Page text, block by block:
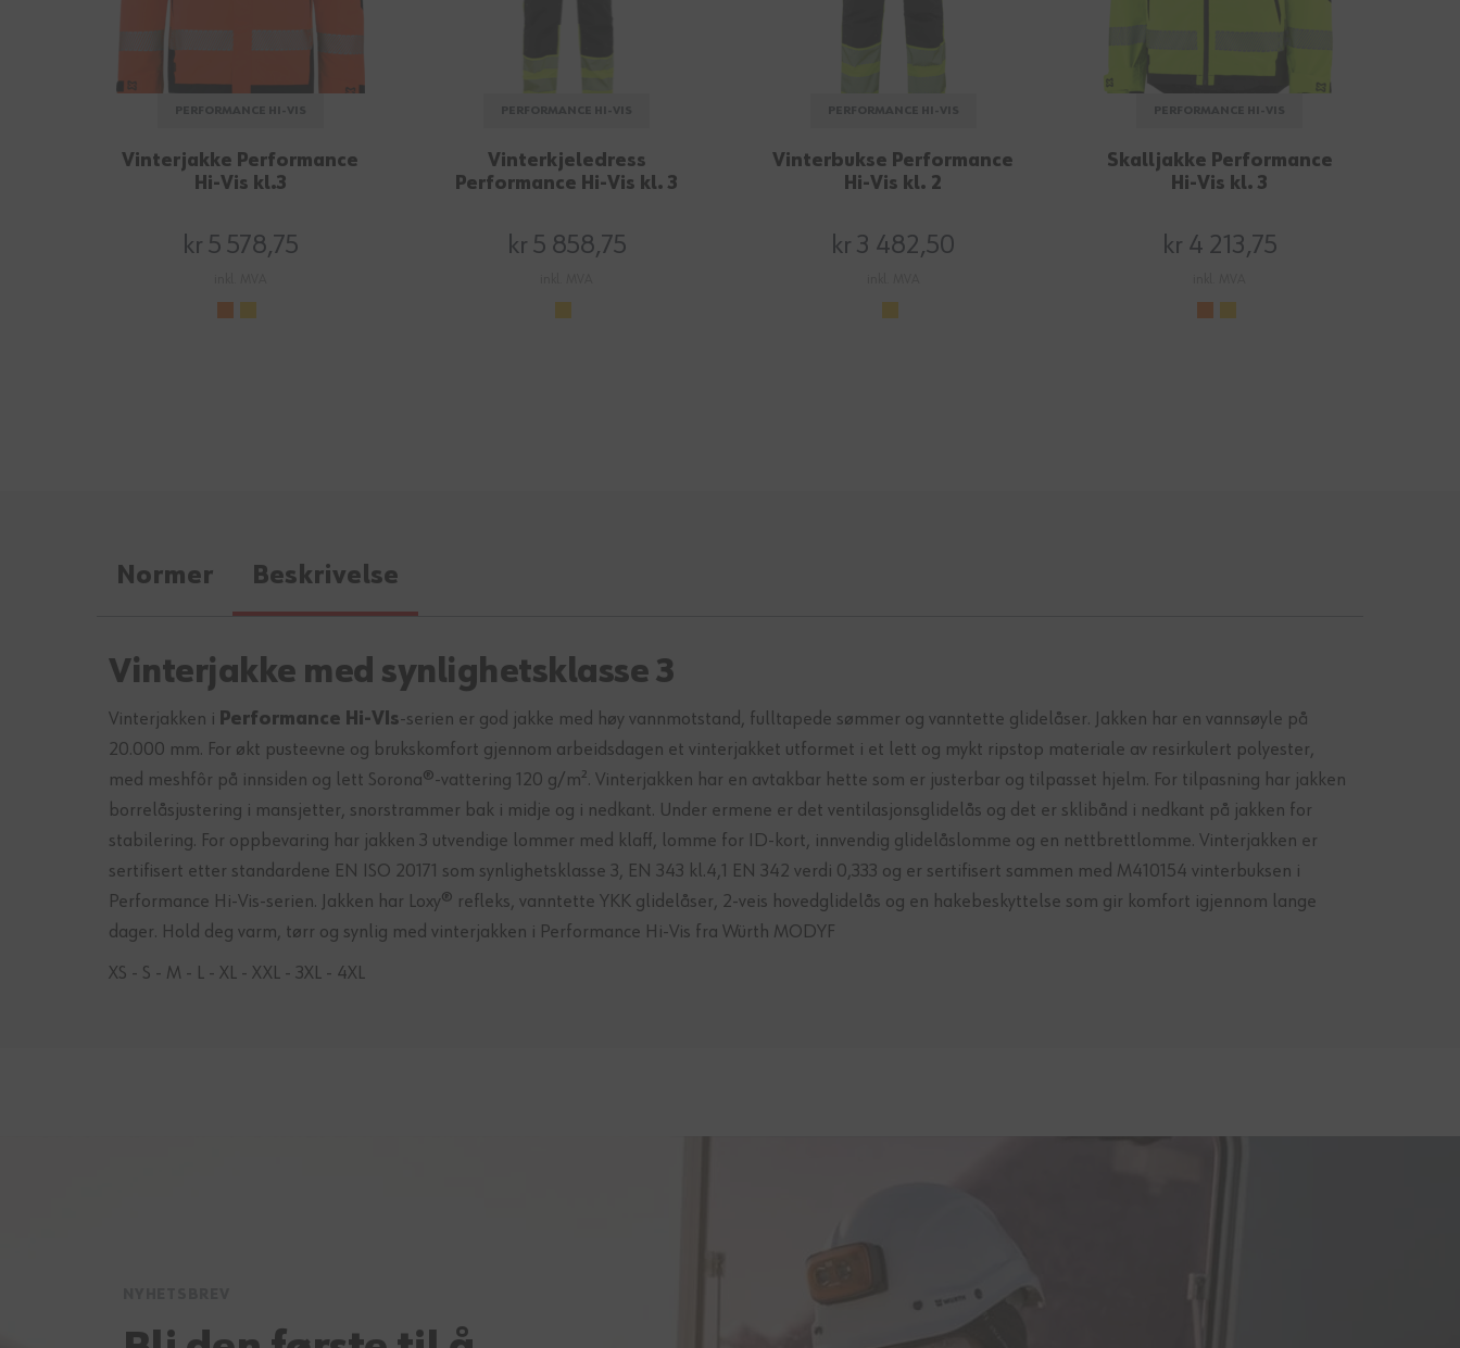
Vinterjakke Performance
Hi-Vis kl.3
kr 5 578,75
Vinterkjeledress
Performance Hi-Vis kl. 3
kr 5 858,75
Vinterbukse Performance
Hi-Vis kl. 2
kr 3 482,50
Skalljakke Performance
Hi-Vis kl. 3
kr 4 213,75
Normer Beskrivelse
Vinterjakke med synlighetsklasse 3
Vinterjakken i Performance Hi-VIs-serien er god jakke med høy vannmotstand, fulltapede sømmer og vanntette glidelåser. Jakken har en vannsøyle på
20.000 mm. For økt pusteevne og brukskomfort gjennom arbeidsdagen et vinterjakket utformet i et lett og mykt ripstop materiale av resirkulert polyester,
med meshfôr på innsiden og lett Sorona®-vattering 120 g/m². Vinterjakken har en avtakbar hette som er justerbar og tilpasset hjelm. For tilpasning har jakken
borrelåsjustering i mansjetter, snorstrammer bak i midje og i nedkant. Under ermene er det ventilasjonsglidelås og det er sklibånd i nedkant på jakken for
stabilering. For oppbevaring har jakken 3 utvendige lommer med klaff, lomme for ID-kort, innvendig glidelåslomme og en nettbrettlomme. Vinterjakken er
sertifisert etter standardene EN ISO 20171 som synlighetsklasse 3, EN 343 kl.4,1 EN 342 verdi 0,333 og er sertifisert sammen med M410154 vinterbuksen i
Performance Hi-Vis-serien. Jakken har Loxy® refleks, vanntette YKK glidelåser, 2-veis hovedglidelås og en hakebeskyttelse som gir komfort igjennom lange
dager. Hold deg varm, tørr og synlig med vinterjakken i Performance Hi-Vis fra Würth MODYF
XS - S - M - L - XL - XXL - 3XL - 4XL